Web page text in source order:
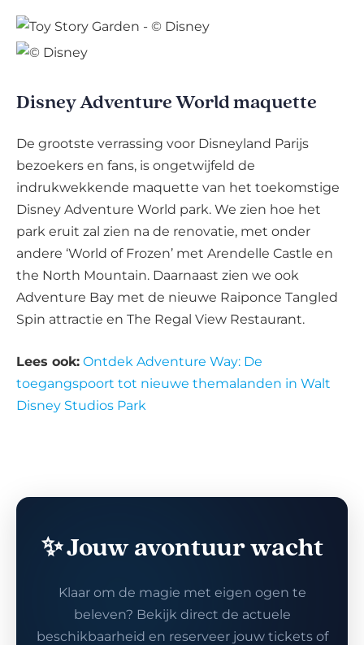
Disney Adventure World maquette
De grootste verrassing voor Disneyland Parijs
bezoekers en fans, is ongetwijfeld de
indrukwekkende maquette van het toekomstige
Disney Adventure World park. We zien hoe het
park eruit zal zien na de renovatie, met onder
andere ‘World of Frozen’ met Arendelle Castle en
the North Mountain. Daarnaast zien we ook
Adventure Bay met de nieuwe Raiponce Tangled
Spin attractie en The Regal View Restaurant.
Lees ook: Ontdek Adventure Way: De
toegangspoort tot nieuwe themalanden in Walt
Disney Studios Park
✨ Jouw avontuur wacht
Klaar om de magie met eigen ogen te
beleven? Bekijk direct de actuele
beschikbaarheid en reserveer jouw tickets of